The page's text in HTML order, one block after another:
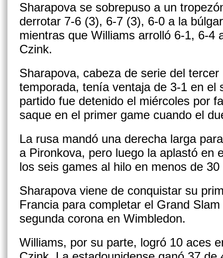
Sharapova se sobrepuso a un
derrotar 7-6 (3), 6-7 (3), 6-0 a la
mientras que Williams arrolló 6-1, 6-4
Czink.
Sharapova, cabeza de serie del
temporada, tenía ventaja de 3-1 en el
partido fue detenido el miércoles por
saque en el primer game cuando el
La rusa mandó una derecha larga
a Pironkova, pero luego la aplastó en
los seis games al hilo en menos de
Sharapova viene de conquistar su
Francia para completar el Grand
segunda corona en Wimbledon.
Williams, por su parte, logró 10 aces